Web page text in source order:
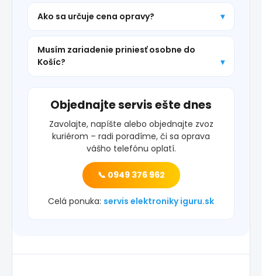
Ako sa určuje cena opravy?
Musím zariadenie priniesť osobne do
Košíc?
Objednajte servis ešte dnes
Zavolajte, napíšte alebo objednajte zvoz
kuriérom – radi poradíme, či sa oprava
vášho telefónu oplatí.
📞 0949 376 962
Celá ponuka: servis elektroniky iguru.sk